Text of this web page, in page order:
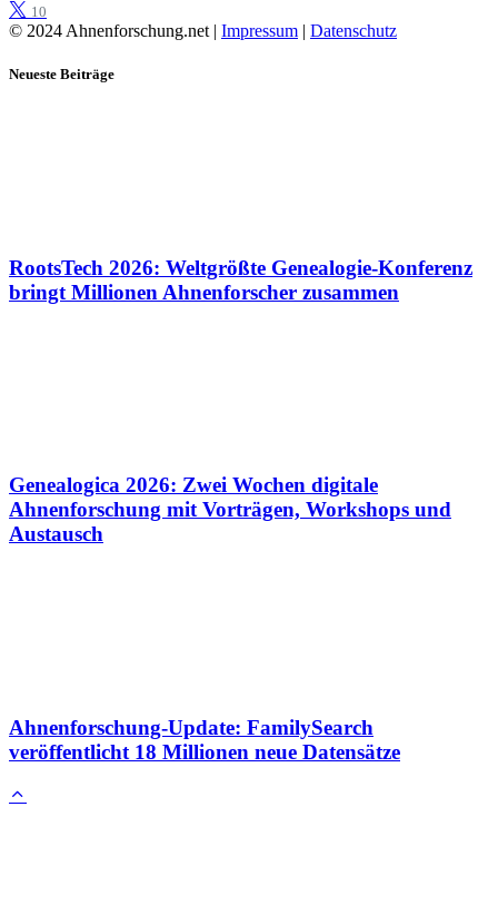
10
© 2024 Ahnenforschung.net | Impressum | Datenschutz
Neueste Beiträge
RootsTech 2026: Weltgrößte Genealogie-Konferenz
bringt Millionen Ahnenforscher zusammen
Genealogica 2026: Zwei Wochen digitale
Ahnenforschung mit Vorträgen, Workshops und
Austausch
Ahnenforschung-Update: FamilySearch
veröffentlicht 18 Millionen neue Datensätze